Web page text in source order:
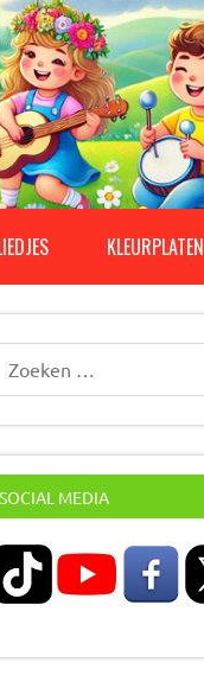
KLEURPLATEN
SOCIAL MEDIA